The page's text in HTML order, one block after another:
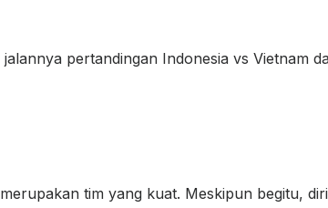
pertandingan Indonesia vs Vietnam
tim yang kuat. Meskipun begitu,